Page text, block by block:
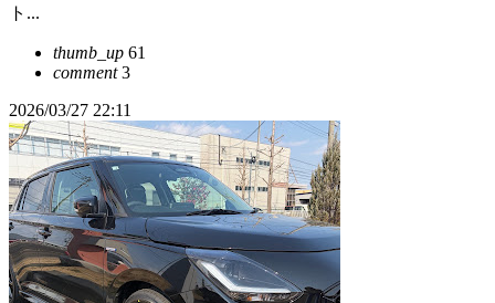
ト...
thumb_up 61
comment3
2026/03/27 22:11